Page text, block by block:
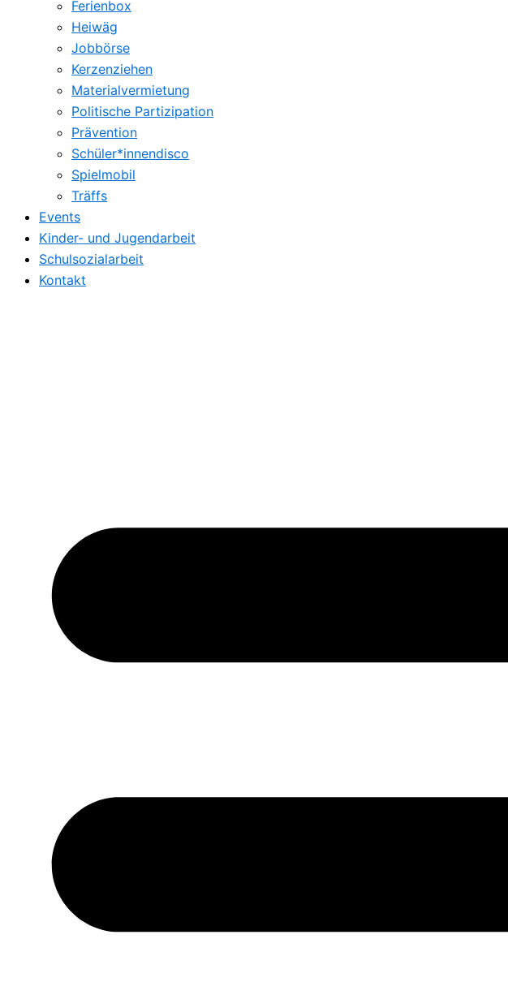
Ferienbox
Heiwäg
Jobbörse
Kerzenziehen
Materialvermietung
Politische Partizipation
Prävention
Schüler*innendisco
Spielmobil
Träffs
Events
Kinder- und Jugendarbeit
Schulsozialarbeit
Kontakt